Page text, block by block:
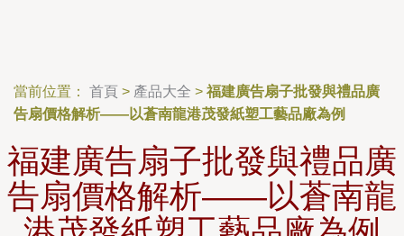
當前位置： 首頁 > 產品大全 > 福建廣告扇子批發與禮品廣
告扇價格解析——以蒼南龍港茂發紙塑工藝品廠為例
福建廣告扇子批發與禮品廣
告扇價格解析——以蒼南龍